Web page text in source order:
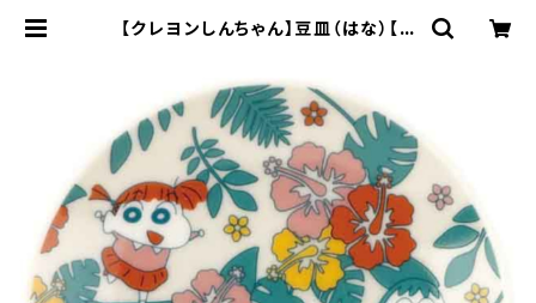
【クレヨンしんちゃん】豆皿（はな）【C
ンショップ